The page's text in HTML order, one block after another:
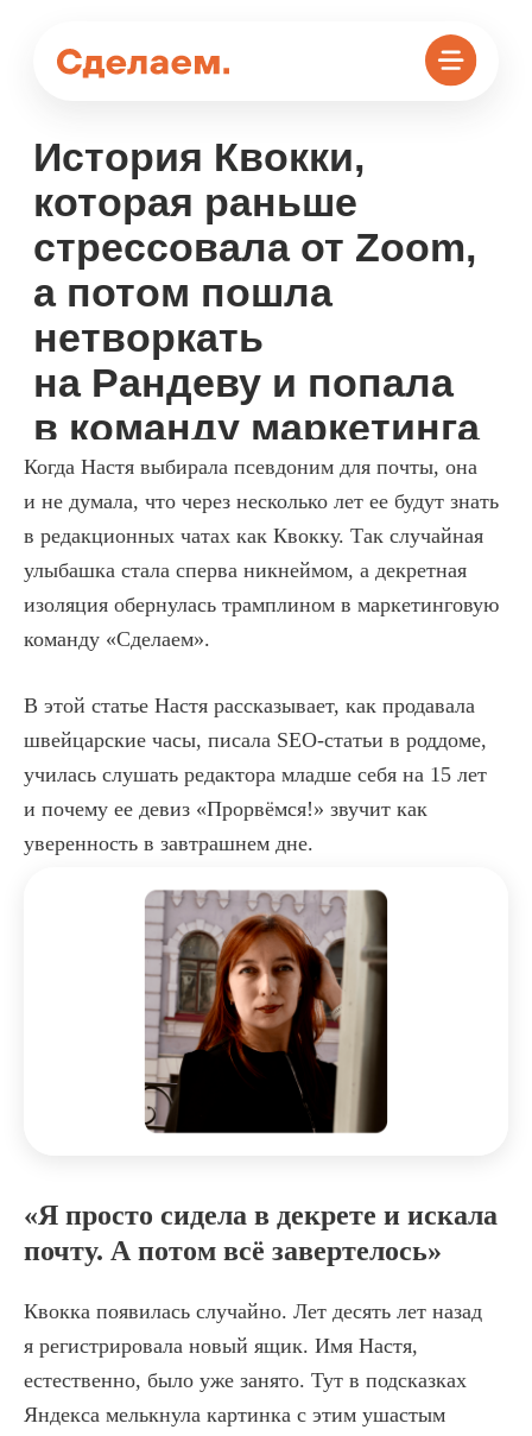
которая раньше
стрессовала от Zoom,
а потом пошла
нетворкать
на Рандеву и попала
в команду маркетинга
Когда Настя выбирала псевдоним для почты, она
и не думала, что через несколько лет ее будут знать
в редакционных чатах как Квокку. Так случайная
улыбашка стала сперва никнеймом, а декретная
изоляция обернулась трамплином в маркетинговую
команду «Сделаем».
В этой статье Настя рассказывает, как продавала
швейцарские часы, писала SEO-статьи в роддоме,
училась слушать редактора младше себя на 15 лет
и почему ее девиз «Прорвёмся!» звучит как
уверенность в завтрашнем дне.
«Я просто сидела в декрете и искала
почту. А потом всё завертелось»
Квокка появилась случайно. Лет десять лет назад
я регистрировала новый ящик. Имя Настя,
естественно, было уже занято. Тут в подсказках
Яндекса мелькнула картинка с этим ушастым